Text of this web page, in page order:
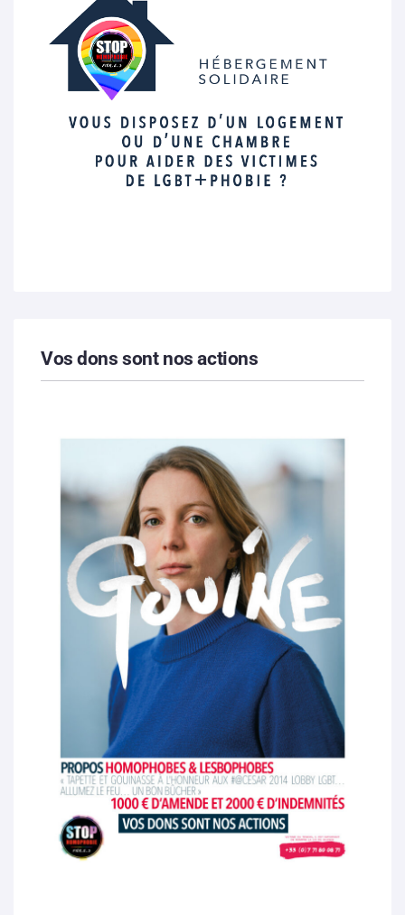
Vos dons sont nos actions